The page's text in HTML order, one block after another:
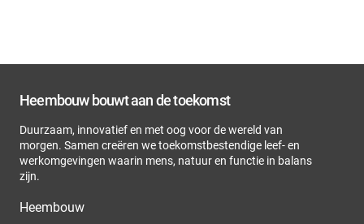
Heembouw bouwt aan de toekomst
Duurzaam, innovatief en met oog voor de wereld van
morgen. Samen creëren we toekomstbestendige leef- en
werkomgevingen waarin mens, natuur en functie in balans
zijn.
Heembouw